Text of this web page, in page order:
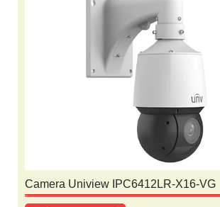
Camera Uniview IPC6412LR-X16-VG